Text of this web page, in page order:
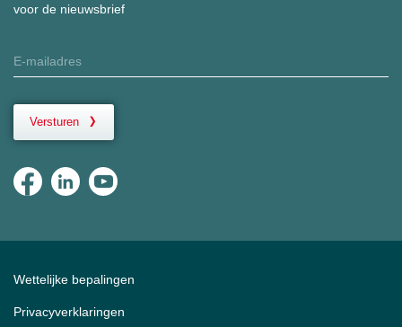
voor de nieuwsbrief
Versturen
Wettelijke bepalingen
Privacyverklaringen